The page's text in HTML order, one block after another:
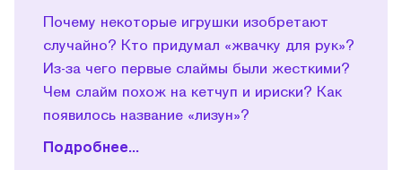
Почему некоторые игрушки изобретают
случайно? Кто придумал «жвачку для рук»?
Из-за чего первые слаймы были жесткими?
Чем слайм похож на кетчуп и ириски? Как
появилось название «лизун»?
Подробнее...